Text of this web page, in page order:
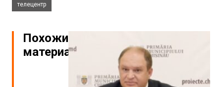
телецентр
Похожие
материалы